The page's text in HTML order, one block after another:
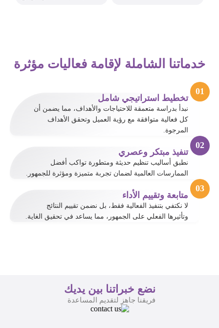
خدماتنا الشاملة لإقامة فعاليات مؤثرة
تخطيط استراتيجي شامل
نبدأ بدراسة متعمقة للاحتياجات والأهداف، مما يضمن أن
كل فعالية متوافقة مع رؤية العميل وتحقق الأهداف
المرجوة.
تنفيذ مبتكر وعصري
نطبق أساليب تنظيم حديثة ومتطورة تواكب أفضل
الممارسات العالمية لضمان تجربة متميزة ومؤثرة للجمهور.
متابعة وتقييم الأداء
لا نكتفي بتنفيذ الفعالية فقط، بل نضمن تقييم النتائج
وتأثيرها الفعلي على الجمهور، مما يساعد في تحقيق الغاية.
نضع خبراتنا بين يديك
فريقنا جاهز لتقديم المساعدة